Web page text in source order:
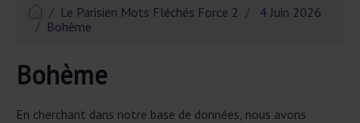
Le Parisien Mots Fléchés Force 2
4 Juin 2026
Bohème
Bohème
En cherchant dans notre base de données, nous avons